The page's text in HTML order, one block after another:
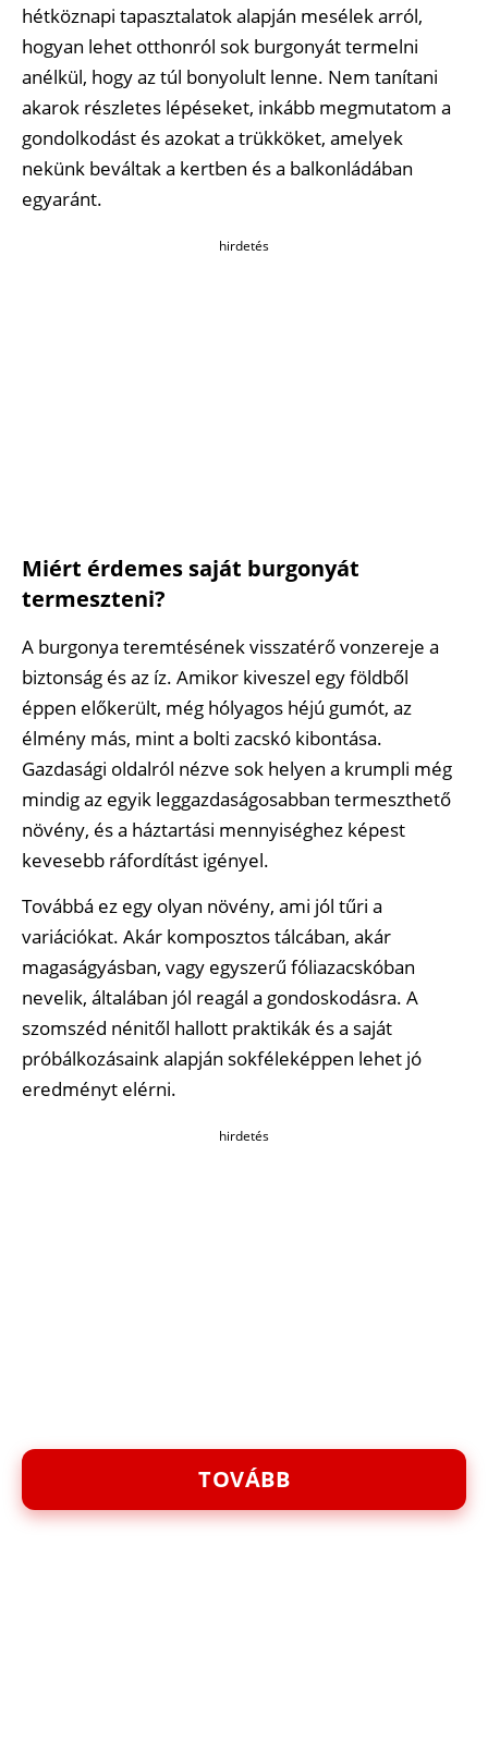
hétköznapi tapasztalatok alapján mesélek arról,
hogyan lehet otthonról sok burgonyát termelni
anélkül, hogy az túl bonyolult lenne. Nem tanítani
akarok részletes lépéseket, inkább megmutatom a
gondolkodást és azokat a trükköket, amelyek
nekünk beváltak a kertben és a balkonládában
egyaránt.
hirdetés
Miért érdemes saját burgonyát
termeszteni?
A burgonya teremtésének visszatérő vonzereje a
biztonság és az íz. Amikor kiveszel egy földből
éppen előkerült, még hólyagos héjú gumót, az
élmény más, mint a bolti zacskó kibontása.
Gazdasági oldalról nézve sok helyen a krumpli még
mindig az egyik leggazdaságosabban termeszthető
növény, és a háztartási mennyiséghez képest
kevesebb ráfordítást igényel.
Továbbá ez egy olyan növény, ami jól tűri a
variációkat. Akár komposztos tálcában, akár
magaságyásban, vagy egyszerű fóliazacskóban
nevelik, általában jól reagál a gondoskodásra. A
szomszéd nénitől hallott praktikák és a saját
próbálkozásaink alapján sokféleképpen lehet jó
eredményt elérni.
hirdetés
TOVÁBB